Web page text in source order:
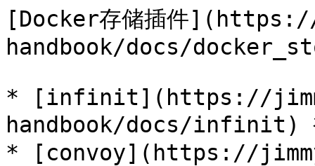
[Docker存储插件
handbook/docs/
* [infinit](https://
handbook/docs/infinit) 被
* [convoy](https://